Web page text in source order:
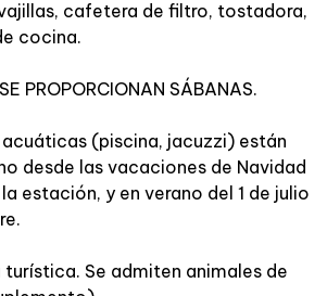
cafetera de filtro, tostadora,
cocina.
PROPORCIONAN SÁBANAS.
(piscina, jacuzzi) están
desde las vacaciones de Navidad
estación, y en verano del 1 de julio
Se admiten animales de